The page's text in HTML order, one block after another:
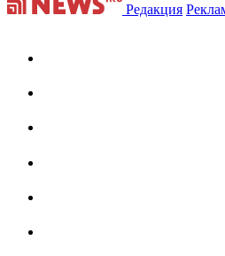
Редакция